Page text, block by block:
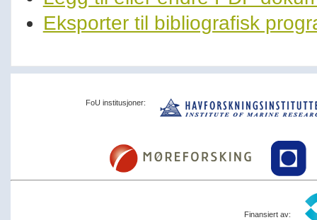
Eksporter til bibliografisk
FoU institusjoner:
Finansiert av: